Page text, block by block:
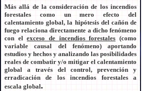
Más allá de la consideración de los incendios
forestales como un mero efecto del
calentamiento global, la hipótesis del cañón de
fuego relaciona directamente a dicho fenómeno
con elexceso de incendios forestales (como
variable causal del fenómeno) aportando
estudios y hechos y analizando las posibilidades
reales de combatir y/o mitigar el calentamiento
global a través del control, prevención y
erradicación de los incendios forestales a
escala global.